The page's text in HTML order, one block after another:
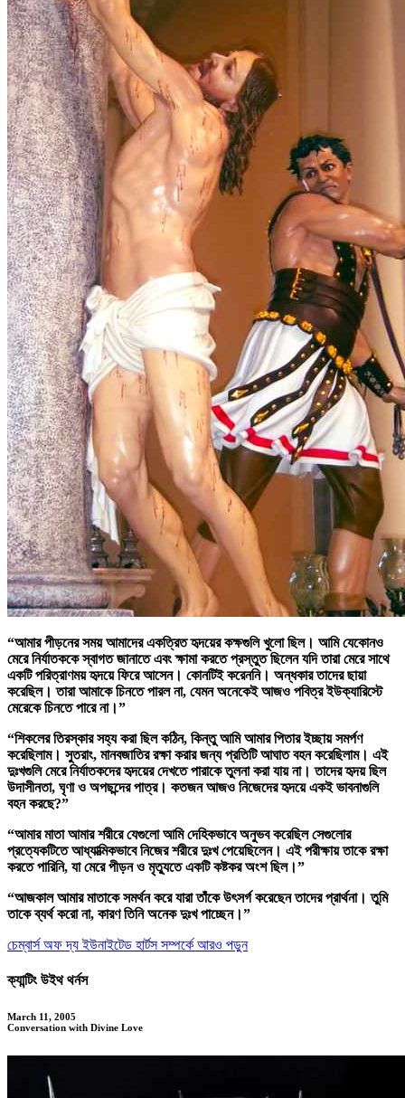
“আমার পীড়নের সময় আমাদের একত্রিত হৃদয়ের কক্ষগুলি খুলো ছিল। আমি যেকোনও
মেরে নির্যাতককে স্বাগত জানাতে এবং ক্ষামা করতে প্রস্তুত ছিলেন যদি তারা মেরে সাথে
একটি পরিত্রাণময় হৃদয়ে ফিরে আসেন। কোনটিই করেননি। অন্ধকার তাদের ছায়া
করেছিল। তারা আমাকে চিনতে পারল না, যেমন অনেকেই আজও পবিত্র ইউক্যারিস্টে
মেরেকে চিনতে পারে না।”
“শিকলের তিরস্কার সহ্য করা ছিল কঠিন, কিন্তু আমি আমার পিতার ইচ্ছায় সমর্পণ
করেছিলাম। সুতরাং, মানবজাতির রক্ষা করার জন্য প্রতিটি আঘাত বহন করেছিলাম। এই
দুঃখগুলি মেরে নির্যাতকদের হৃদয়ের দেখতে পারাকে তুলনা করা যায় না। তাদের হৃদয় ছিল
উদাসীনতা, ঘৃণা ও অপছন্দের পাত্র। কতজন আজও নিজেদের হৃদয়ে একই ভাবনাগুলি
বহন করছে?”
“আমার মাতা আমার শরীরে যেগুলো আমি দেহিকভাবে অনুভব করেছিল সেগুলোর
প্রত্যেকটিতে আধ্যাত্মিকভাবে নিজের শরীরে দুঃখ পেয়েছিলেন। এই পরীক্ষায় তাকে রক্ষা
করতে পারিনি, যা মেরে পীড়ন ও মৃত্যুতে একটি কষ্টকর অংশ ছিল।”
“আজকাল আমার মাতাকে সমর্থন করে যারা তাঁকে উৎসর্গ করেছেন তাদের প্রার্থনা। তুমি
তাকে ব্যর্থ করো না, কারণ তিনি অনেক দুঃখ পাচ্ছেন।”
চেম্বার্স অফ দ্য ইউনাইটেড হার্টস সম্পর্কে আরও পড়ুন
ক্যান্টিং উইথ থর্নস
March 11, 2005
Conversation with Divine Love